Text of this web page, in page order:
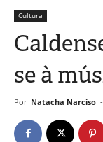
Cultura
se à
Por Natacha Narciso -